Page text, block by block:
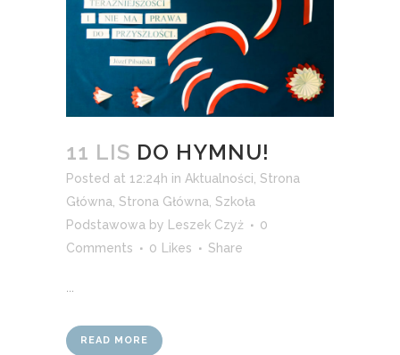
11 LIS DO HYMNU!
Posted at 12:24h in Aktualności Strona
Główna Strona Główna Szkoła
Podstawowa by Leszek Czyż
0
Comments
0 Likes Share
READ MORE